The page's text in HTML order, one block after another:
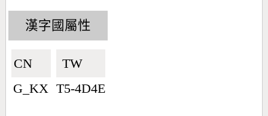
漢字國屬性
CN🇨🇳
G_KX
TW🇹🇼
T5-4D4E